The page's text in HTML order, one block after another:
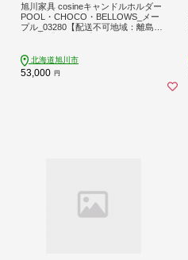
旭川家具 cosineキャンドルホルダー
POOL・CHOCO・BELLOWS_メー
プル_03280【配送不可地域：離島・
北海道旭川市
53,000 円